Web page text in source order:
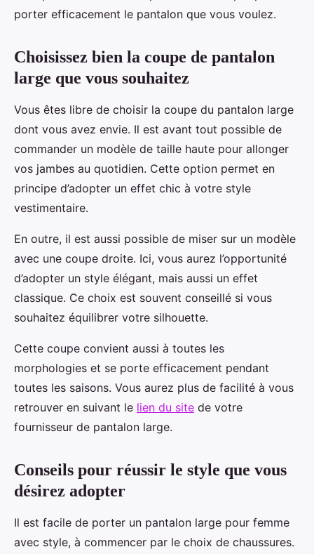
porter efficacement le pantalon que vous voulez.
Choisissez bien la coupe de pantalon
large que vous souhaitez
Vous êtes libre de choisir la coupe du pantalon large
dont vous avez envie. Il est avant tout possible de
commander un modèle de taille haute pour allonger
vos jambes au quotidien. Cette option permet en
principe d’adopter un effet chic à votre style
vestimentaire.
En outre, il est aussi possible de miser sur un modèle
avec une coupe droite. Ici, vous aurez l’opportunité
d’adopter un style élégant, mais aussi un effet
classique. Ce choix est souvent conseillé si vous
souhaitez équilibrer votre silhouette.
Cette coupe convient aussi à toutes les
morphologies et se porte efficacement pendant
toutes les saisons. Vous aurez plus de facilité à vous
retrouver en suivant le lien du site de votre
fournisseur de pantalon large.
Conseils pour réussir le style que vous
désirez adopter
Il est facile de porter un pantalon large pour femme
avec style, à commencer par le choix de chaussures.